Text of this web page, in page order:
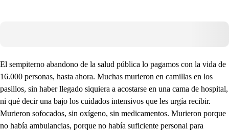
El sempiterno abandono de la salud pública lo pagamos con la vida de
16.000 personas, hasta ahora. Muchas murieron en camillas en los
pasillos, sin haber llegado siquiera a acostarse en una cama de hospital,
ni qué decir una bajo los cuidados intensivos que les urgía recibir.
Murieron sofocados, sin oxígeno, sin medicamentos. Murieron porque
no había ambulancias, porque no había suficiente personal para